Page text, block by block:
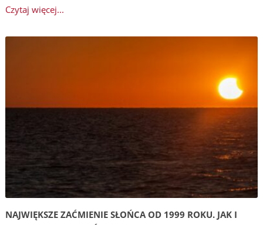
Czytaj więcej...
NAJWIĘKSZE ZAĆMIENIE SŁOŃCA OD 1999 ROKU. JAK I